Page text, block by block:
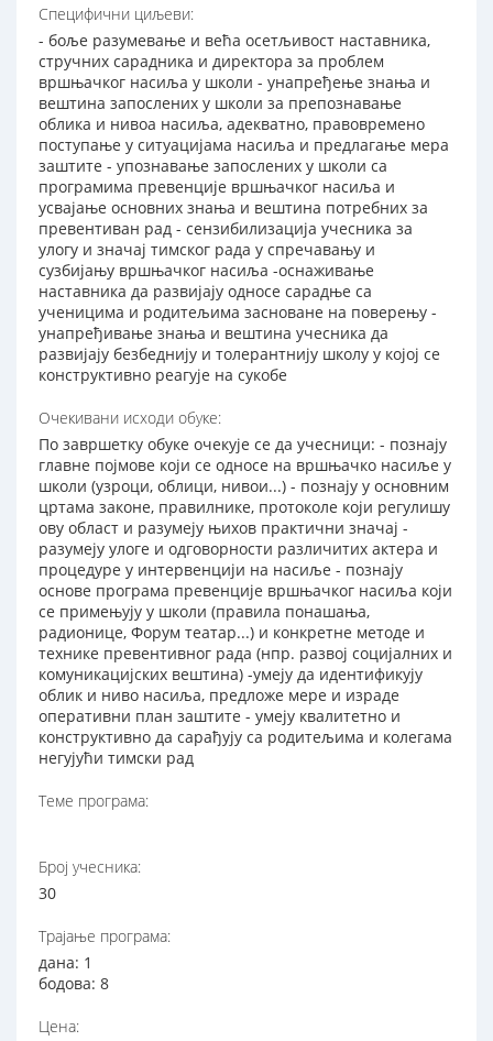
Специфични циљеви:
- боље разумевање и већа осетљивост наставника,
стручних сарадника и директора за проблем
вршњачког насиља у школи - унапређење знања и
вештина запослених у школи за препознавање
облика и нивоа насиља, адекватно, правовремено
поступање у ситуацијама насиља и предлагање мера
заштите - упознавање запослених у школи са
програмима превенције вршњачког насиља и
усвајање основних знања и вештина потребних за
превентиван рад - сензибилизација учесника за
улогу и значај тимског рада у спречавању и
сузбијању вршњачког насиља -оснаживање
наставника да развијају односе сарадње са
ученицима и родитељима засноване на поверењу -
унапређивање знања и вештина учесника да
развијају безбеднију и толерантнију школу у којој се
конструктивно реагује на сукобе
Очекивани исходи обуке:
По завршетку обуке очекује се да учесници: - познају
главне појмове који се односе на вршњачко насиље у
школи (узроци, облици, нивои...) - познају у основним
цртама законе, правилнике, протоколе који регулишу
ову област и разумеју њихов практични значај -
разумеју улоге и одговорности различитих актера и
процедуре у интервенцији на насиље - познају
основе програма превенције вршњачког насиља који
се примењују у школи (правила понашања,
радионице, Форум театар...) и конкретне методе и
технике превентивног рада (нпр. развој социјалних и
комуникацијских вештина) -умеју да идентификују
облик и ниво насиља, предложе мере и израде
оперативни план заштите - умеју квалитетно и
конструктивно да сарађују са родитељима и колегама
негујући тимски рад
Теме програма:
Број учесника:
30
Трајање програма:
дана: 1
бодова: 8
Цена: